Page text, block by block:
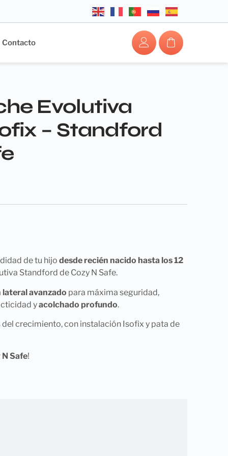
Contacto
Evolutiva
– Standford
de tu hijo desde recién nacido hasta los 12
Standford de Cozy N Safe.
avanzado para máxima seguridad,
yacolchado profundo.
crecimiento, con instalación Isofix y pata de
N Safe!